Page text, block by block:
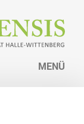
MENÜ